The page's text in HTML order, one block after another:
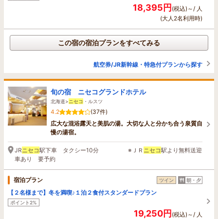
18,395円(税込)～/ 人
(大人2名利用時)
この宿の宿泊プランをすべてみる
航空券/JR新幹線・特急付プランから探す
旬の宿 ニセコグランドホテル
北海道> ニセコ ・ルスツ
4.2
(37件)
広大な混浴露天と美肌の湯。大切な人と分かち合う泉質自
慢の湯宿。
JR ニセコ駅下車 タクシー10分 ※ＪＲ ニセコ駅より無料送迎
車あり 要予約
宿泊プラン ツイン 朝・夕
【２名様まで】冬を満喫♪１泊２食付スタンダードプラン
ポイント2%
19,250円(税込)～/ 人